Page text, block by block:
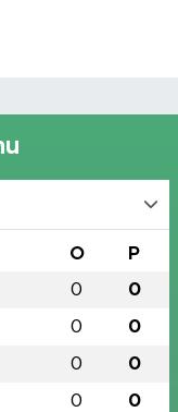
O P
0 0
0 0
0 0
0 0